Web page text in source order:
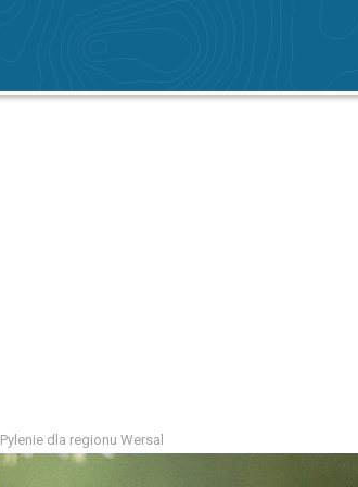
Pylenie dla regionu Wersal